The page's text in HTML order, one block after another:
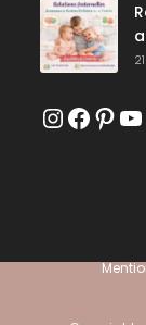
Instagram
Facebook